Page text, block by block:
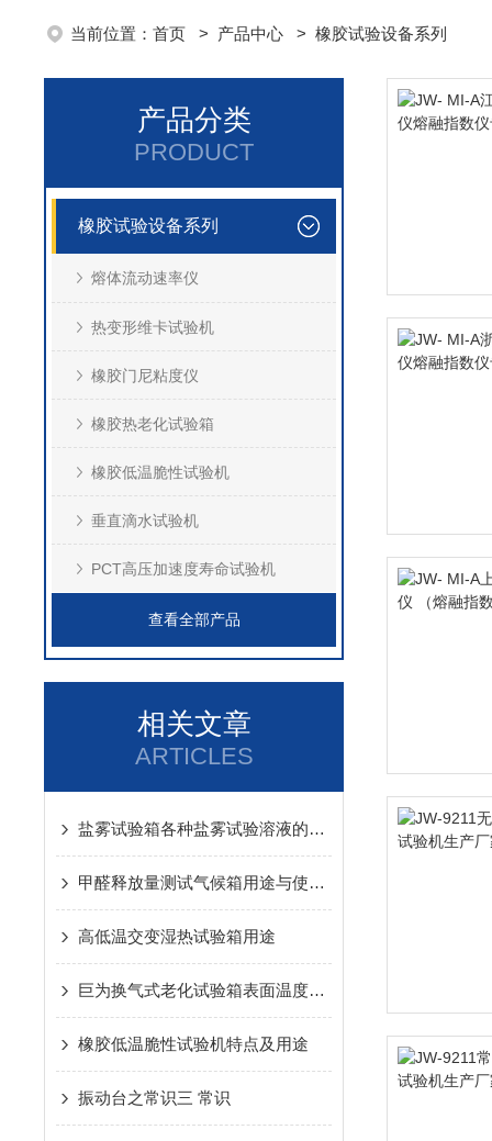
当前位置： 首页 > 产品中心 > 橡胶试验设备系列
产品分类
PRODUCT
橡胶试验设备系列
熔体流动速率仪
热变形维卡试验机
橡胶门尼粘度仪
橡胶热老化试验箱
橡胶低温脆性试验机
垂直滴水试验机
PCT高压加速度寿命试验机
查看全部产品
相关文章
ARTICLES
盐雾试验箱各种盐雾试验溶液的几种配置方法
甲醛释放量测试气候箱用途与使用范围
高低温交变湿热试验箱用途
巨为换气式老化试验箱表面温度的测定
橡胶低温脆性试验机特点及用途
振动台之常识三 常识